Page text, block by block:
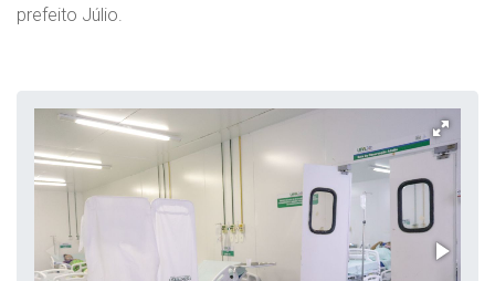
prefeito Júlio.